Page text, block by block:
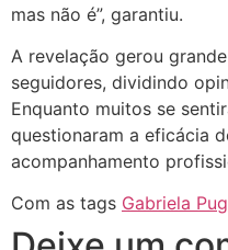
mas não é”, garantiu.
A revelação gerou
seguidores, dividindo
Enquanto muitos se
questionaram a eficácia
acompanhamento
Com as tags Gabriela